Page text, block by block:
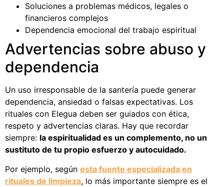
Soluciones a problemas médicos, legales o
financieros complejos
Dependencia emocional del trabajo espiritual
Advertencias sobre abuso y
dependencia
Un uso irresponsable de la santería puede generar
dependencia, ansiedad o falsas expectativas. Los
rituales con Elegua deben ser guiados con ética,
respeto y advertencias claras. Hay que recordar
siempre: la espiritualidad es un complemento, no un
sustituto de tu propio esfuerzo y autocuidado.
Por ejemplo, según esta fuente especializada en
rituales de limpieza, lo más importante siempre es el